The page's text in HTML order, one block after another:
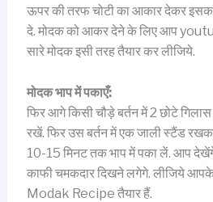
ऊपर की तरफ चोटी का आकार देकर
दे. मोदक को आकर देने के लिए आप
सारे मोदक इसी तरह तैयार कर लीजिये.
मोदक भाप में पकाएँ:
फिर आगे किसी चौड़े बर्तन में 2 छोटे
रखें. फिर उस बर्तन में एक जाली स्टैंड
10-15 मिनट तक भाप में पका लें. आप
काफी चमकदार दिखने लगेगे. लीजिये
Modak Recipe तैयार हैं.